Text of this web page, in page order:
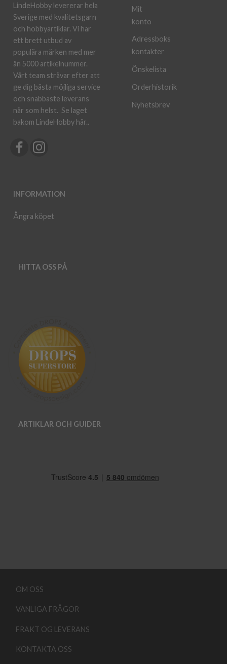
LindeHobby levererar hela
Sverige med kvalitetsgarn
och hobbyartiklar. Vi har
ett brett utbud av
populära märken med mer
än 5000 artikelnummer.
Vårt team strävar efter att
ge dig bästa möjliga service
och snabbaste leverans
när som helst. Se laget
bakom LindeHobby här..
INFORMATION
Ångra köpet
Mit
konto
Adressboks
kontakter
Önskelista
Orderhistorik
Nyhetsbrev
HITTA OSS PÅ
ARTIKLAR OCH GUIDER
OM OSS
VANLIGA FRÅGOR
FRAKT OG LEVERANS
KONTAKTA OSS